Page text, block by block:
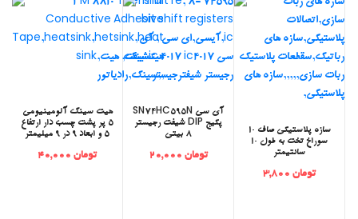
‫هیت سینک آلومینیومی
5 پر پشت چسب دار ارتفاع
5 و ابعاد 9 در 9 میلیمتر
تومان 40,000
‫آی سی SN74HC595N
پکیج DIP شیفت رجیستر
8 بیتی
تومان 20,000
‫سازه پلاستیکی صاف 10
سوراخ تخت به طول 10
سانتیمتر
تومان 3,800